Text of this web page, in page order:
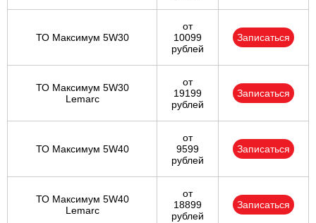
ТО Максимум 5W30
от
10099
рублей
Записаться
ТО Максимум 5W30
Lemarc
от
19199
рублей
Записаться
ТО Максимум 5W40
от
9599
рублей
Записаться
ТО Максимум 5W40
Lemarc
от
18899
рублей
Записаться